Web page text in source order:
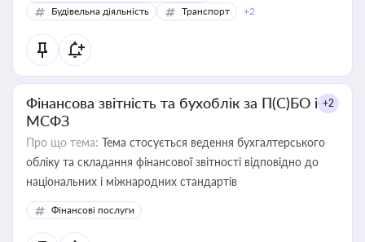
Будівельна діяльність
Транспорт +2
Фінансова звітність та бухоблік за П(С)БО і
МСФЗ
+2
Про що тема: Тема стосується ведення бухгалтерського
обліку та складання фінансової звітності відповідно до
національних і міжнародних стандартів
Фінансові послуги